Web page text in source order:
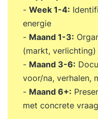
- Week 1-4:
energie
- Maand 1-3:
(markt, verlichting)
- Maand 3-6:
voor/na, verhalen,
- Maand 6+:
met concrete